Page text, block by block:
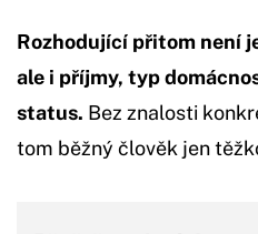
Rozhodující přitom není
ale i příjmy, typ
status. Bez znalosti
tom běžný člověk jen